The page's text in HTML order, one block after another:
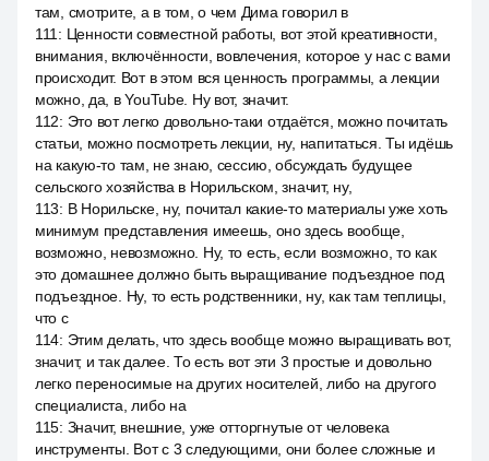
там, смотрите, а в том, о чем Дима говорил в
111 : Ценности совместной работы, вот этой креативности,
внимания, включённости, вовлечения, которое у нас с вами
происходит. Вот в этом вся ценность программы, а лекции
можно, да, в YouTube. Ну вот, значит.
112: Это вот легко довольно-таки отдаётся, можно почитать
статьи, можно посмотреть лекции, ну, напитаться. Ты идёшь
на какую-то там, не знаю, сессию, обсуждать будущее
сельского хозяйства в Норильском, значит, ну,
113: В Норильске, ну, почитал какие-то материалы уже хоть
минимум представления имеешь, оно здесь вообще,
возможно, невозможно. Ну, то есть, если возможно, то как
это домашнее должно быть выращивание подъездное под
подъездное. Ну, то есть родственники, ну, как там теплицы,
что с
114: Этим делать, что здесь вообще можно выращивать вот,
значит, и так далее. То есть вот эти 3 простые и довольно
легко переносимые на других носителей, либо на другого
специалиста, либо на
115: Значит, внешние, уже отторгнутые от человека
инструменты. Вот с 3 следующими, они более сложные и